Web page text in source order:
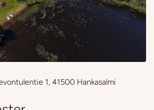
1, 41500 Hankasalmi